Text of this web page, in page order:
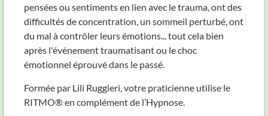
pensées ou sentiments en lien avec le trauma, ont des
difficultés de concentration, un sommeil perturbé, ont
du mal à contrôler leurs émotions... tout cela bien
après l'événement traumatisant ou le choc
émotionnel éprouvé dans le passé.
Formée par Lili Ruggieri, votre praticienne utilise le
RITMO® en complément de l’Hypnose.